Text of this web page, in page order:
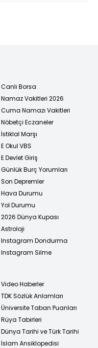
Canlı Borsa
Namaz Vakitleri 2026
Cuma Namazı Vakitleri
Nöbetçi Eczaneler
İstiklal Marşı
E Okul VBS
E Devlet Giriş
Günlük Burç Yorumları
Son Depremler
Hava Durumu
Yol Durumu
2026 Dünya Kupası
Astroloji
Instagram Dondurma
Instagram Silme
Video Haberler
TDK Sözlük Anlamları
Üniversite Taban Puanları
Rüya Tabirleri
Dünya Tarihi ve Türk Tarihi
İslam Ansiklopedisi